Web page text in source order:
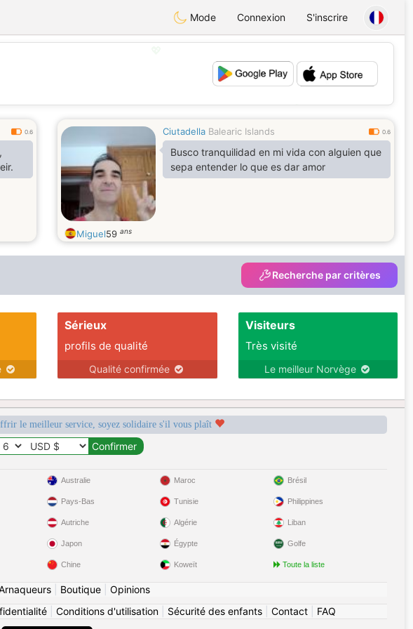
Mode Connexion S'inscrire
💕
0.6 Ciutadella Balearic Islands 0.6
Busco tranquilidad en mi vida con alguien que
sepa entender lo que es dar amor
Miguel59 ans
Recherche par critères
Sérieux
profils de qualité
Qualité confirmée
Visiteurs
Très visité
Le meilleur Norvège
le meilleur service, soyez solidaire s'il vous plaît
Australie
Pays-Bas
Autriche
Japon
Chine
Maroc
Tunisie
Algérie
Égypte
Koweït
Brésil
Philippines
Liban
Golfe
Toute la liste
| Boutique| Opinions
| Conditions d'utilisation| Sécurité des enfants| Contact| FAQ